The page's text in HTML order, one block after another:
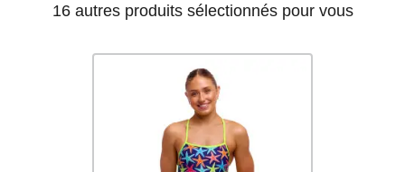
16 autres produits sélectionnés pour vous